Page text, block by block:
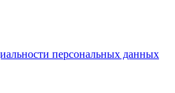
персональных данных